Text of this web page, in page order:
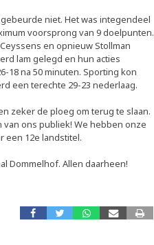
niet. Het was integendeel
voorsprong van 9 doelpunten.
en opnieuw Stollman
lam gelegd en hun acties
18 na 50 minuten. Sporting kon
een terechte 29-23 nederlaag.
zeker de ploeg om terug te slaan.
ons publiek! We hebben onze
een 12e landstitel.
Dommelhof. Allen daarheen!